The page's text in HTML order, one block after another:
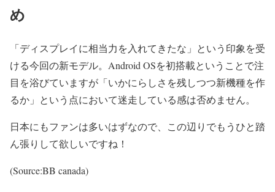
め
「ディスプレイに相当力を入れてきたな」という印象を受
ける今回の新モデル。 Android OSを初搭載ということで注
目を浴びていますが「いかにらしさを残しつつ新機種を作
るか」という点において迷走している感は否めません。
日本にもファンは多いはずなので、この辺りでもうひと踏
ん張りして欲しいですね！
(Source:BB canada)